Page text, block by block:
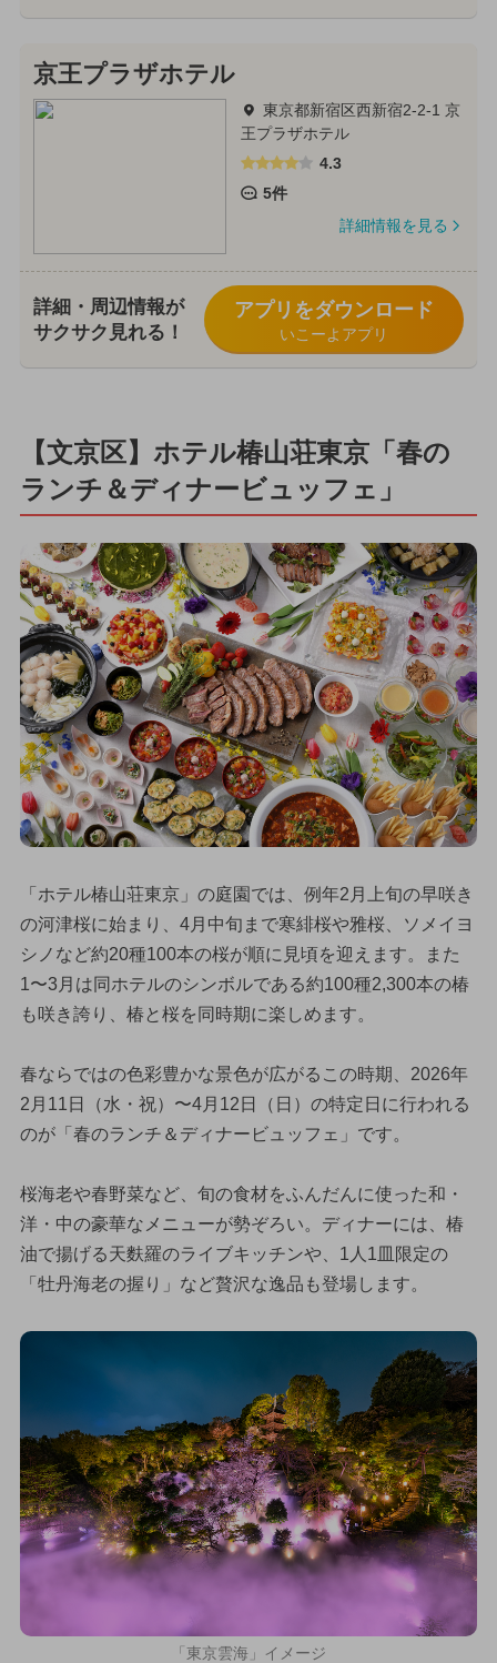
京王プラザホテル
東京都新宿区西新宿2-2-1 京
王プラザホテル
4.3
5件
詳細情報を見る
詳細・周辺情報が
サクサク見れる！
アプリをダウンロード
いこーよアプリ
【文京区】ホテル椿山荘東京「春の
ランチ＆ディナービュッフェ」
「ホテル椿山荘東京」の庭園では、例年2月上旬の早咲き
の河津桜に始まり、4月中旬まで寒緋桜や雅桜、ソメイヨ
シノなど約20種100本の桜が順に見頃を迎えます。また
1〜3月は同ホテルのシンボルである約100種2,300本の椿
も咲き誇り、椿と桜を同時期に楽しめます。
春ならではの色彩豊かな景色が広がるこの時期、2026年
2月11日（水・祝）〜4月12日（日）の特定日に行われる
のが「春のランチ＆ディナービュッフェ」です。
桜海老や春野菜など、旬の食材をふんだんに使った和・
洋・中の豪華なメニューが勢ぞろい。ディナーには、椿
油で揚げる天麩羅のライブキッチンや、1人1皿限定の
「牡丹海老の握り」など贅沢な逸品も登場します。
「東京雲海」イメージ